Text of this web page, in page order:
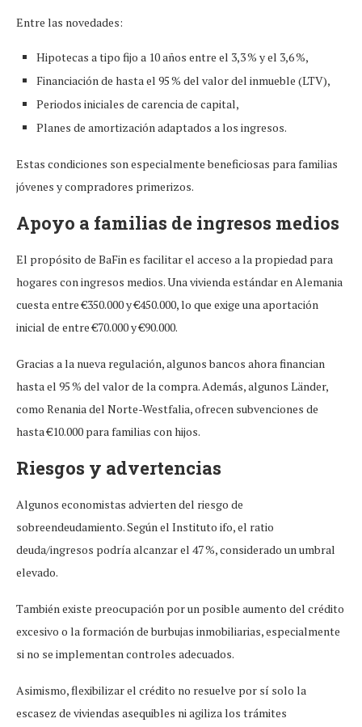
Entre las novedades:
Hipotecas a tipo fijo a 10 años entre el 3,3 % y el 3,6 %,
Financiación de hasta el 95 % del valor del inmueble (LTV),
Periodos iniciales de carencia de capital,
Planes de amortización adaptados a los ingresos.
Estas condiciones son especialmente beneficiosas para familias
jóvenes y compradores primerizos.
Apoyo a familias de ingresos medios
El propósito de BaFin es facilitar el acceso a la propiedad para
hogares con ingresos medios. Una vivienda estándar en Alemania
cuesta entre €350.000 y €450.000, lo que exige una aportación
inicial de entre €70.000 y €90.000.
Gracias a la nueva regulación, algunos bancos ahora financian
hasta el 95 % del valor de la compra. Además, algunos Länder,
como Renania del Norte-Westfalia, ofrecen subvenciones de
hasta €10.000 para familias con hijos.
Riesgos y advertencias
Algunos economistas advierten del riesgo de
sobreendeudamiento. Según el Instituto ifo, el ratio
deuda/ingresos podría alcanzar el 47 %, considerado un umbral
elevado.
También existe preocupación por un posible aumento del crédito
excesivo o la formación de burbujas inmobiliarias, especialmente
si no se implementan controles adecuados.
Asimismo, flexibilizar el crédito no resuelve por sí solo la
escasez de viviendas asequibles ni agiliza los trámites